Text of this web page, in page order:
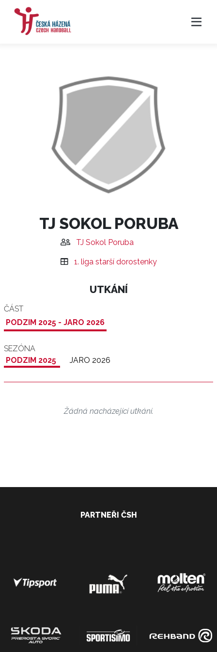
TJ SOKOL PORUBA
TJ Sokol Poruba
1. liga starší dorostenky
UTKÁNÍ
ČÁST
PODZIM 2025 - JARO 2026
SEZÓNA
PODZIM 2025
JARO 2026
Žádná nacházející utkání.
PARTNEŘI ČSH